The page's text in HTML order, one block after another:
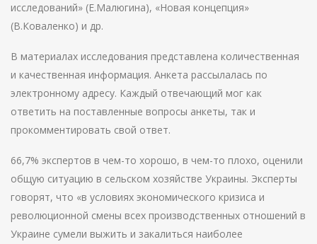
исследований» (Е.Малюгина), «Новая концепция»
(В.Коваленко) и др.
В материалах исследования представлена количественная
и качественная информация. Анкета рассылалась по
электронному адресу. Каждый отвечающий мог как
ответить на поставленные вопросы анкеты, так и
прокомментировать свой ответ.
66,7% экспертов в чем-то хорошо, в чем-то плохо, оценили
общую ситуацию в сельском хозяйстве Украины. Эксперты
говорят, что «в условиях экономического кризиса и
революционной смены всех производственных отношений в
Украине сумели выжить и закалиться наиболее